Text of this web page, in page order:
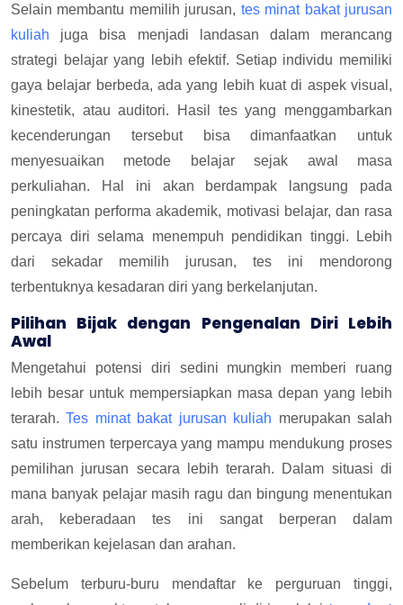
Selain membantu memilih jurusan, tes minat bakat jurusan
kuliah juga bisa menjadi landasan dalam merancang
strategi belajar yang lebih efektif. Setiap individu memiliki
gaya belajar berbeda, ada yang lebih kuat di aspek visual,
kinestetik, atau auditori. Hasil tes yang menggambarkan
kecenderungan tersebut bisa dimanfaatkan untuk
menyesuaikan metode belajar sejak awal masa
perkuliahan. Hal ini akan berdampak langsung pada
peningkatan performa akademik, motivasi belajar, dan rasa
percaya diri selama menempuh pendidikan tinggi. Lebih
dari sekadar memilih jurusan, tes ini mendorong
terbentuknya kesadaran diri yang berkelanjutan.
Pilihan Bijak dengan Pengenalan Diri Lebih
Awal
Mengetahui potensi diri sedini mungkin memberi ruang
lebih besar untuk mempersiapkan masa depan yang lebih
terarah.Tes minat bakat jurusan kuliah merupakan salah
satu instrumen terpercaya yang mampu mendukung proses
pemilihan jurusan secara lebih terarah. Dalam situasi di
mana banyak pelajar masih ragu dan bingung menentukan
arah, keberadaan tes ini sangat berperan dalam
memberikan kejelasan dan arahan.
Sebelum terburu-buru mendaftar ke perguruan tinggi,